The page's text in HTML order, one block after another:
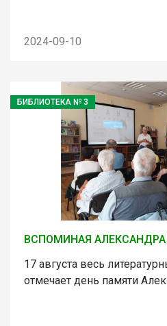
2024-09-10
БИБЛИОТЕКА № 3
ВСПОМИНАЯ
17 августа весь
отмечает день памяти